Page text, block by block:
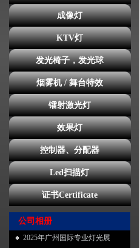
成像灯
KTV灯
发光椅子，发光球
烟雾机 / 舞台特效
镭射激光灯
效果灯
控制器、分配器
Led扫描灯
证书Certificate
公司相册
2025年广州国际专业灯光展